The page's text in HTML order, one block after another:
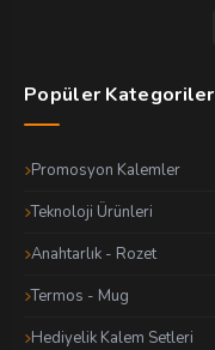
Popüler Kategoriler
Promosyon Kalemler
Teknoloji Ürünleri
Anahtarlık - Rozet
Termos - Mug
Hediyelik Kalem Setleri